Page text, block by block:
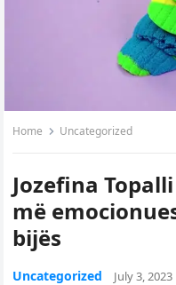
Home Uncategorized
Jozefina
më
bijës
Uncategorized July 3, 2023